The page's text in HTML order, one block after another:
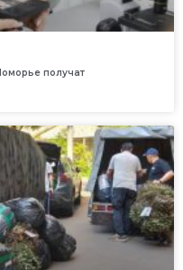
получат